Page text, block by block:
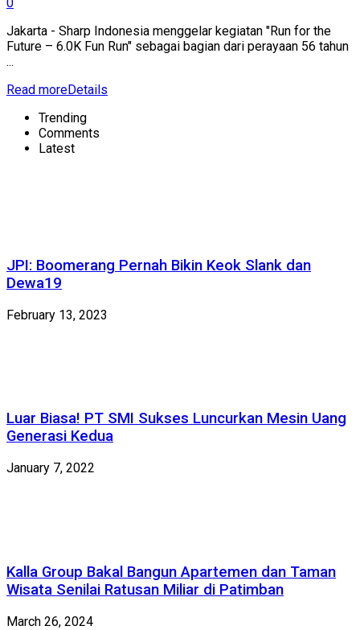
Jakarta - Sharp Indonesia menggelar kegiatan "Run for the
Future – 6.0K Fun Run" sebagai bagian dari perayaan 56 tahun
...
Read moreDetails
Trending
Comments
Latest
JPI: Boomerang Pernah Bikin Keok Slank dan
Dewa19
February 13, 2023
Luar Biasa! PT SMI Sukses Luncurkan Mesin Uang
Generasi Kedua
January 7, 2022
Kalla Group Bakal Bangun Apartemen dan Taman
Wisata Senilai Ratusan Miliar di Patimban
March 26, 2024